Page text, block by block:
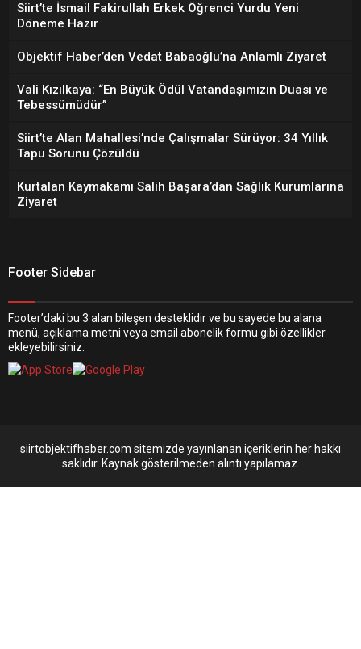
Siirt’te İsmail Fakirullah Erkek Öğrenci Yurdu Yeni
Döneme Hazır
Objektif Haber’den Vedat Babaoğlu’na Anlamlı Ziyaret
Vali Kızılkaya: “En Büyük Ödül Vatandaşımızın Duası ve
Tebessümüdür”
Siirt’te Alan Mahallesi’nde Çalışmalar Sürüyor: 34 Yıllık
Tapu Sorunu Çözüldü
Kurtalan Kaymakamı Salih Başara’dan Sağlık Kurumlarına
Ziyaret
Footer Sidebar
Footer’daki bu 3 alan bileşen desteklidir ve bu sayede bu alana
menü, açıklama metni veya email abonelik formu gibi özellikler
ekleyebilirsiniz.
siirtobjektifhaber.com sitemizde yayınlanan içeriklerin her hakkı
saklıdır. Kaynak gösterilmeden alıntı yapılamaz.